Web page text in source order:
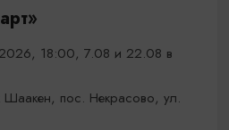
18:00, 7.08 и 22.08 в
Шаакен, пос. Некрасово, ул.